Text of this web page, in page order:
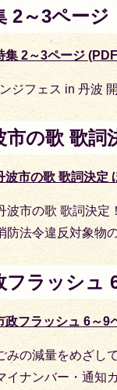
2～3ページ
集 2～3ページ
ジフェスin 丹波
市の歌 歌詞
波市の歌 歌詞決定
波市の歌 歌詞決定
防法令違反対象物
フラッシュ
政フラッシュ 6～9
みの減量をめざし
イナンバー・通知